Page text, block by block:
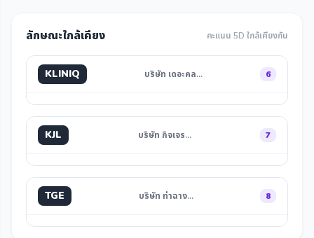
ลักษณะใกล้เคียง คะแนน 5D ใกล้เคียงกัน
KLINIQ บริษัท เดอะคล… 6
KJL บริษัท กิจเจร… 7
TGE บริษัท ท่าฉาง… 8